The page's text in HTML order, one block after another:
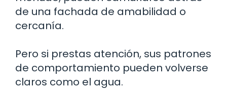
de una fachada de amabilidad o
cercanía.
Pero si prestas atención, sus patrones
de comportamiento pueden volverse
claros como el agua.